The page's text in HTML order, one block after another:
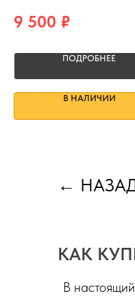
9 500 ₽
ПОДРОБНЕЕ
В НАЛИЧИИ
←
В
КАК